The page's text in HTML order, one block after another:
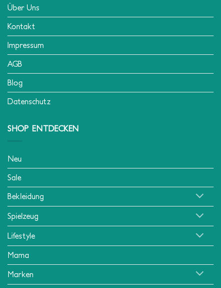
Über Uns
Kontakt
Impressum
AGB
Blog
Datenschutz
SHOP ENTDECKEN
Neu
Sale
Bekleidung
Spielzeug
Lifestyle
Mama
Marken